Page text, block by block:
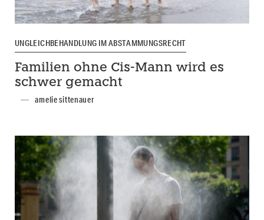
UNGLEICHBEHANDLUNG IM ABSTAMMUNGSRECHT
Familien ohne Cis-Mann wird es
schwer gemacht
amelie sittenauer